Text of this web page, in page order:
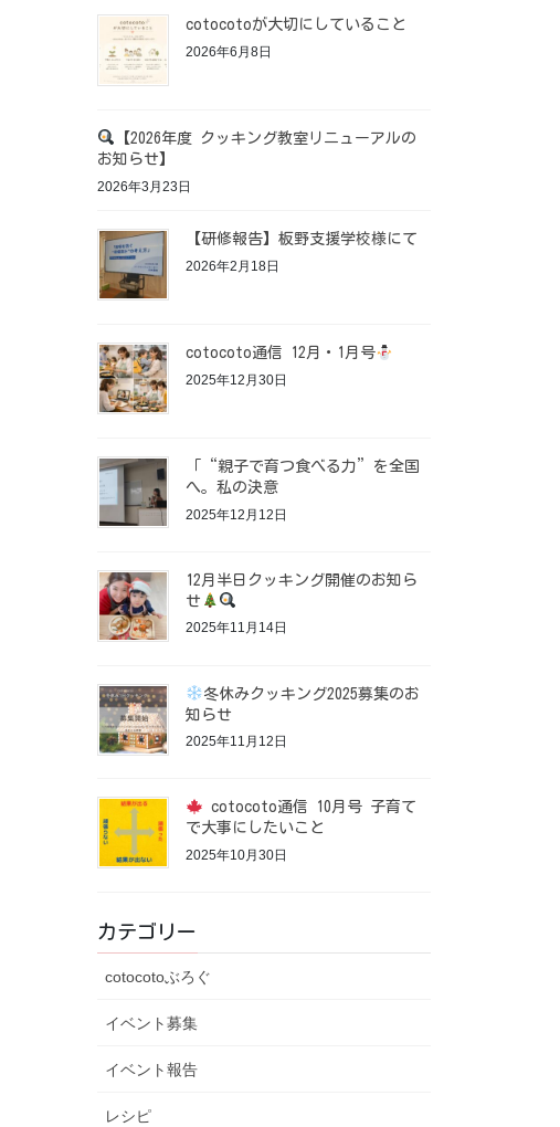
cotocotoが大切にしていること
2026年6月8日
【2026年度 クッキング教室リニューアルの
お知らせ】
2026年3月23日
【研修報告】板野支援学校様にて
2026年2月18日
cotocoto通信 12月・1月号
2025年12月30日
「“親子で育つ食べる力”を全国
へ。私の決意
2025年12月12日
12月半日クッキング開催のお知ら
せ
2025年11月14日
冬休みクッキング2025募集のお
知らせ
2025年11月12日
cotocoto通信 10月号 子育て
で大事にしたいこと
2025年10月30日
カテゴリー
cotocotoぶろぐ
イベント募集
イベント報告
レシピ